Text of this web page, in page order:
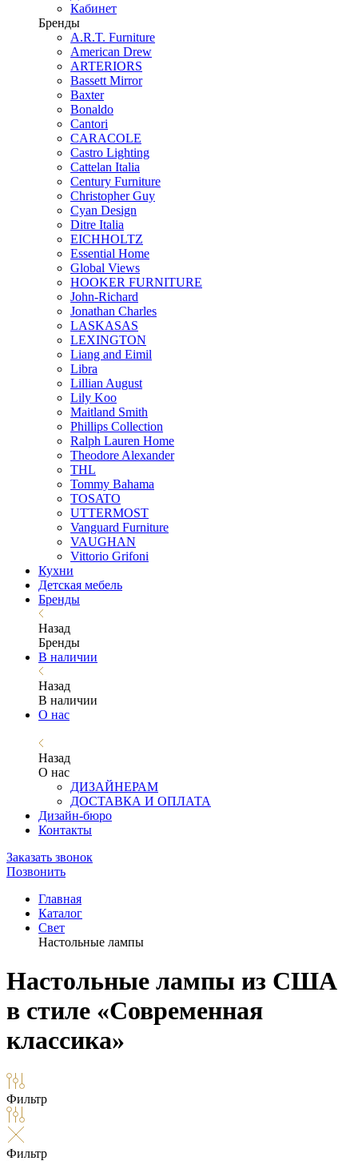
Кабинет
Бренды
A.R.T. Furniture
American Drew
ARTERIORS
Bassett Mirror
Baxter
Bonaldo
Cantori
CARACOLE
Castro Lighting
Cattelan Italia
Century Furniture
Christopher Guy
Cyan Design
Ditre Italia
EICHHOLTZ
Essential Home
Global Views
HOOKER FURNITURE
John-Richard
Jonathan Charles
LASKASAS
LEXINGTON
Liang and Eimil
Libra
Lillian August
Lily Koo
Maitland Smith
Phillips Collection
Ralph Lauren Home
Theodore Alexander
THL
Tommy Bahama
TOSATO
UTTERMOST
Vanguard Furniture
VAUGHAN
Vittorio Grifoni
Кухни
Детская мебель
Бренды
Назад
Бренды
В наличии
Назад
В наличии
О нас
Назад
О нас
ДИЗАЙНЕРАМ
ДОСТАВКА И ОПЛАТА
Дизайн-бюро
Контакты
Заказать звонок
Позвонить
Главная
Каталог
Свет
Настольные лампы
Настольные лампы из США
в стиле «Современная
классика»
Фильтр
Фильтр